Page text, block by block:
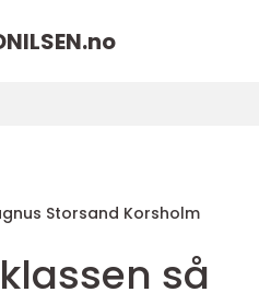
no
Storsand Korsholm
så